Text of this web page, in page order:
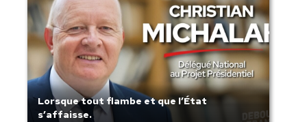
Lorsque tout flambe et que l’État
s’affaisse.